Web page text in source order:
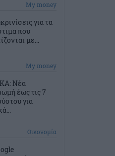
My money
για τα
που
με...
My money
Νέα
έως τις 7
για
Οικονομία